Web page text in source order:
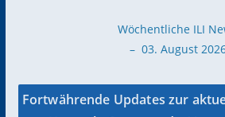
Wöchentliche ILI
– 03. August
Fortwährende Updates zur